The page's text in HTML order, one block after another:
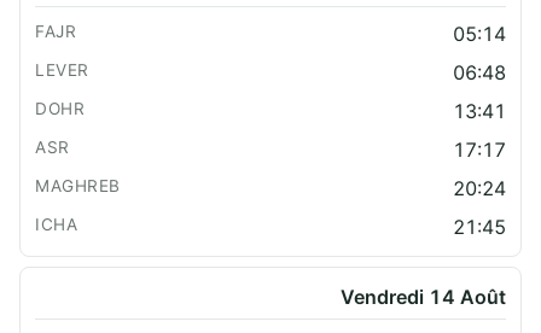
05:14
06:48
13:41
17:17
20:24
21:45
Vendredi 14 Août